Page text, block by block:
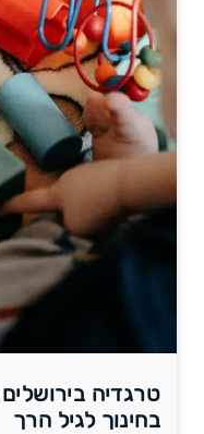
טרגדיה
בחינוך לגיל הרך